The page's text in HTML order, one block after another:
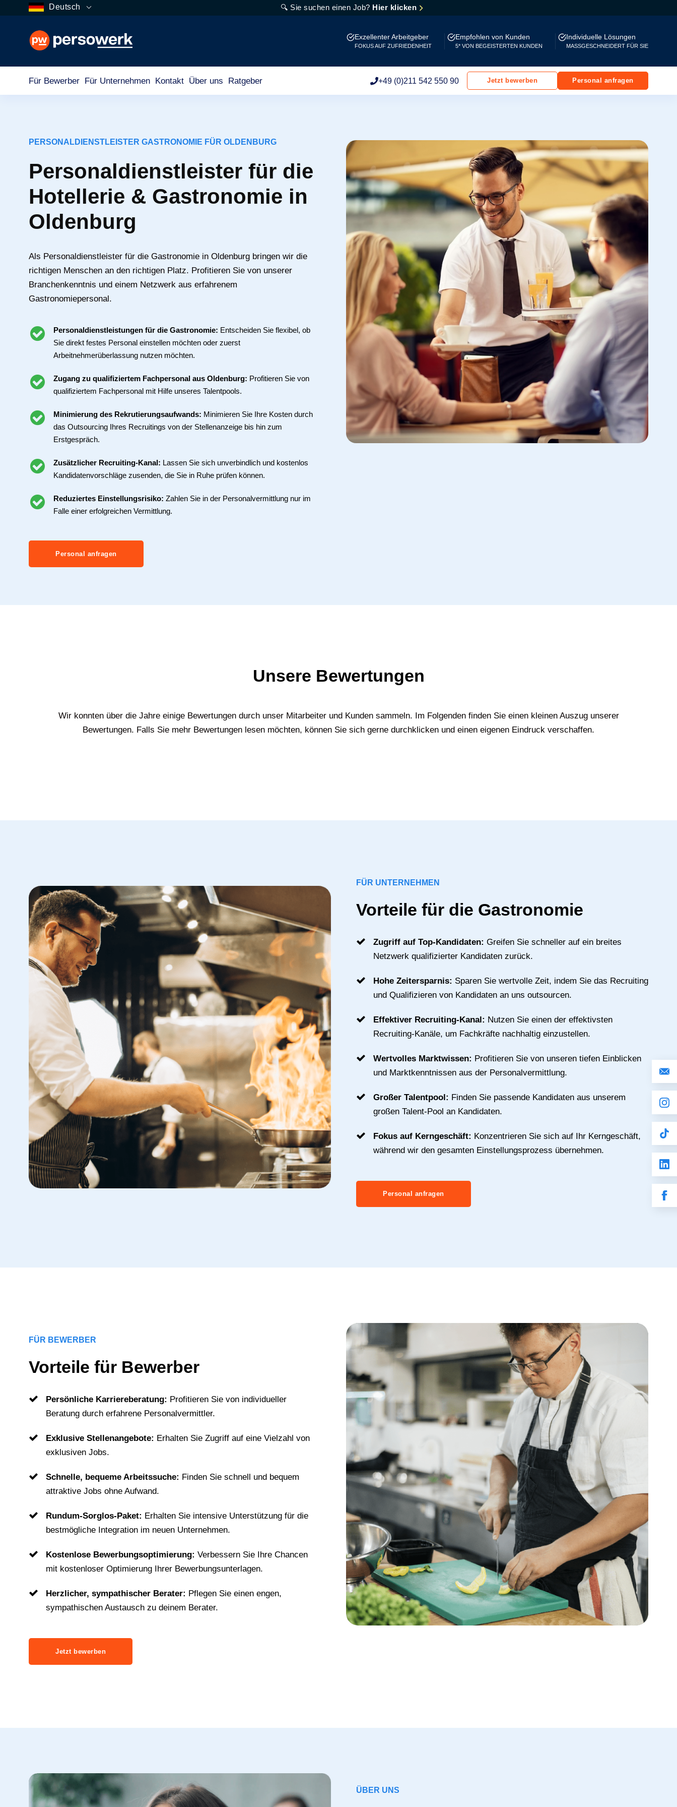
Deutsch 🔍 Sie suchen einen Job? Hier klicken
Exzellenter Arbeitgeber
FOKUS AUF ZUFRIEDENHEIT
Empfohlen von Kunden
5* VON BEGEISTERTEN KUNDEN
Individuelle Lösungen
MASSGESCHNEIDERT FÜR SIE
Für Bewerber Für Unternehmen Kontakt Über uns Ratgeber +49 (0)211 542 550 90 Jetzt bewerben Personal anfragen
PERSONALDIENSTLEISTER GASTRONOMIE FÜR OLDENBURG
Personaldienstleister für die
Hotellerie & Gastronomie in
Oldenburg
Als Personaldienstleister für die Gastronomie in Oldenburg bringen wir die
richtigen Menschen an den richtigen Platz. Profitieren Sie von unserer
Branchenkenntnis und einem Netzwerk aus erfahrenem
Gastronomiepersonal.
Personaldienstleistungen für die Gastronomie: Entscheiden Sie flexibel, ob
Sie direkt festes Personal einstellen möchten oder zuerst
Arbeitnehmerüberlassung nutzen möchten.
Zugang zu qualifiziertem Fachpersonal aus Oldenburg: Profitieren Sie von
qualifiziertem Fachpersonal mit Hilfe unseres Talentpools.
Minimierung des Rekrutierungsaufwands: Minimieren Sie Ihre Kosten durch
das Outsourcing Ihres Recruitings von der Stellenanzeige bis hin zum
Erstgespräch.
Zusätzlicher Recruiting-Kanal: Lassen Sie sich unverbindlich und kostenlos
Kandidatenvorschläge zusenden, die Sie in Ruhe prüfen können.
Reduziertes Einstellungsrisiko: Zahlen Sie in der Personalvermittlung nur im
Falle einer erfolgreichen Vermittlung.
Personal anfragen
Unsere Bewertungen
Wir konnten über die Jahre einige Bewertungen durch unser Mitarbeiter und Kunden sammeln. Im Folgenden finden Sie einen kleinen Auszug unserer
Bewertungen. Falls Sie mehr Bewertungen lesen möchten, können Sie sich gerne durchklicken und einen eigenen Eindruck verschaffen.
FÜR UNTERNEHMEN
Vorteile für die Gastronomie
Zugriff auf Top-Kandidaten: Greifen Sie schneller auf ein breites
Netzwerk qualifizierter Kandidaten zurück.
Hohe Zeitersparnis: Sparen Sie wertvolle Zeit, indem Sie das Recruiting
und Qualifizieren von Kandidaten an uns outsourcen.
Effektiver Recruiting-Kanal: Nutzen Sie einen der effektivsten
Recruiting-Kanäle, um Fachkräfte nachhaltig einzustellen.
Wertvolles Marktwissen: Profitieren Sie von unseren tiefen Einblicken
und Marktkenntnissen aus der Personalvermittlung.
Großer Talentpool: Finden Sie passende Kandidaten aus unserem
großen Talent-Pool an Kandidaten.
Fokus auf Kerngeschäft: Konzentrieren Sie sich auf Ihr Kerngeschäft,
während wir den gesamten Einstellungsprozess übernehmen.
Personal anfragen
FÜR BEWERBER
Vorteile für Bewerber
Persönliche Karriereberatung: Profitieren Sie von individueller
Beratung durch erfahrene Personalvermittler.
Exklusive Stellenangebote: Erhalten Sie Zugriff auf eine Vielzahl von
exklusiven Jobs.
Schnelle, bequeme Arbeitssuche: Finden Sie schnell und bequem
attraktive Jobs ohne Aufwand.
Rundum-Sorglos-Paket: Erhalten Sie intensive Unterstützung für die
bestmögliche Integration im neuen Unternehmen.
Kostenlose Bewerbungsoptimierung: Verbessern Sie Ihre Chancen
mit kostenloser Optimierung Ihrer Bewerbungsunterlagen.
Herzlicher, sympathischer Berater: Pflegen Sie einen engen,
sympathischen Austausch zu deinem Berater.
Jetzt bewerben
ÜBER UNS